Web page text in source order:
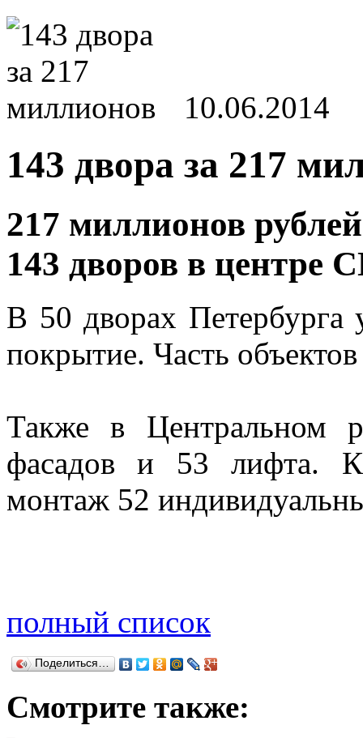
10.06.2014
143 двора за 217
217 миллионов
143 дворов в центре
В 50 дворах Петербурга
покрытие. Часть
Также в Центральном
фасадов и 53 лифта.
монтаж 52
полный список
Поделиться…
Смотрите также: